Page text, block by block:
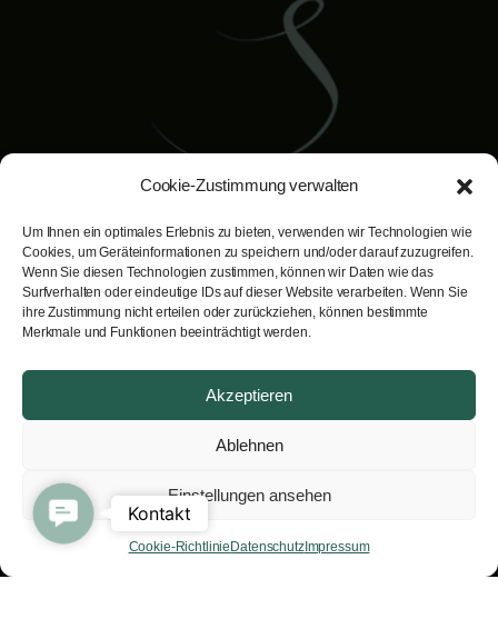
Cookie-Zustimmung verwalten
Um Ihnen ein optimales Erlebnis zu bieten, verwenden wir Technologien wie
Cookies, um Geräteinformationen zu speichern und/oder darauf zuzugreifen.
Wenn Sie diesen Technologien zustimmen, können wir Daten wie das
Surfverhalten oder eindeutige IDs auf dieser Website verarbeiten. Wenn Sie
ihre Zustimmung nicht erteilen oder zurückziehen, können bestimmte
Merkmale und Funktionen beeinträchtigt werden.
Akzeptieren
Ablehnen
Einstellungen ansehen
Cookie-Richtlinie DatenschutzImpressum
Dr. Bernd Schuster
Facharzt für Plastische, Ästhetische
und Rekonstruktive Chirurgie.
Rainbergstraße 3A· A-5020 Salzburg
Ihr individueller Termin unter
email:info@lookgood.at
Hauseigene Parkplätze stehen Ihnen
kostenlos zur Verfügung.
Contact UsKontakt